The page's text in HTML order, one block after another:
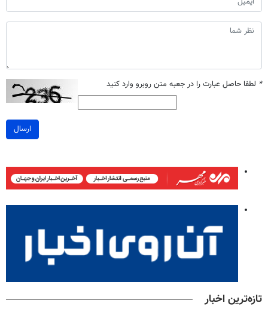
* لطفا حاصل عبارت را در جعبه متن روبرو وارد کنید
ارسال
تازه‌ترین اخبار